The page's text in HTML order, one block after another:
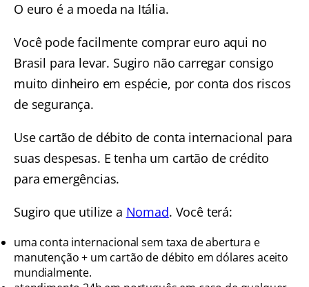
O euro é a moeda na Itália.
Você pode facilmente comprar euro aqui no
Brasil para levar. Sugiro não carregar consigo
muito dinheiro em espécie, por conta dos riscos
de segurança.
Use cartão de débito de conta internacional para
suas despesas. E tenha um cartão de crédito
para emergências.
Sugiro que utilize a Nomad. Você terá:
uma conta internacional sem taxa de abertura e
manutenção + um cartão de débito em dólares aceito
mundialmente.